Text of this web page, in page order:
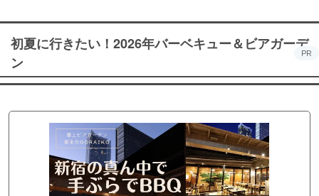
初夏に行きたい！2026年バーベキュー＆ビアガーデ
ン
PR